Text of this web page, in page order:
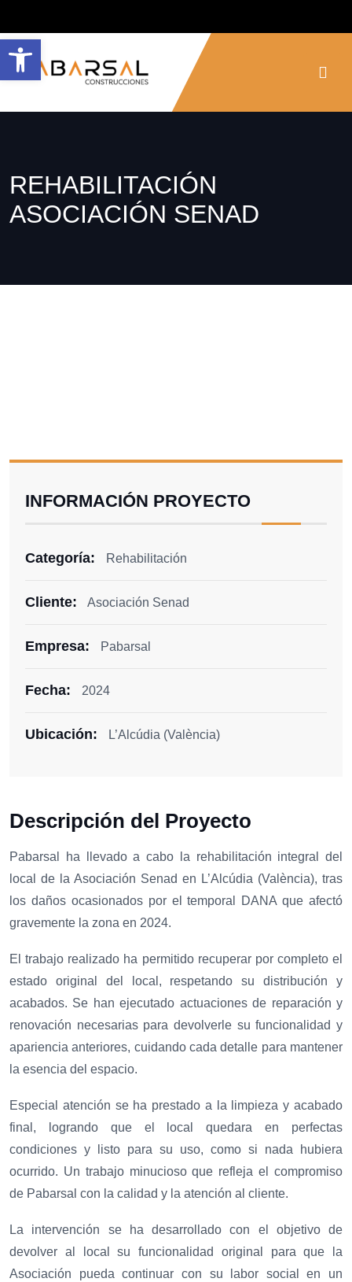
Abrir barra de herramientas
REHABILITACIÓN
ASOCIACIÓN SENAD
INFORMACIÓN PROYECTO
Categoría: Rehabilitación
Cliente: Asociación Senad
Empresa: Pabarsal
Fecha: 2024
Ubicación: L’Alcúdia (València)
Descripción del Proyecto
Pabarsal ha llevado a cabo la rehabilitación integral del
local de la Asociación Senad en L’Alcúdia (València), tras
los daños ocasionados por el temporal DANA que afectó
gravemente la zona en 2024.
El trabajo realizado ha permitido recuperar por completo el
estado original del local, respetando su distribución y
acabados. Se han ejecutado actuaciones de reparación y
renovación necesarias para devolverle su funcionalidad y
apariencia anteriores, cuidando cada detalle para mantener
la esencia del espacio.
Especial atención se ha prestado a la limpieza y acabado
final, logrando que el local quedara en perfectas
condiciones y listo para su uso, como si nada hubiera
ocurrido. Un trabajo minucioso que refleja el compromiso
de Pabarsal con la calidad y la atención al cliente.
La intervención se ha desarrollado con el objetivo de
devolver al local su funcionalidad original para que la
Asociación pueda continuar con su labor social en un